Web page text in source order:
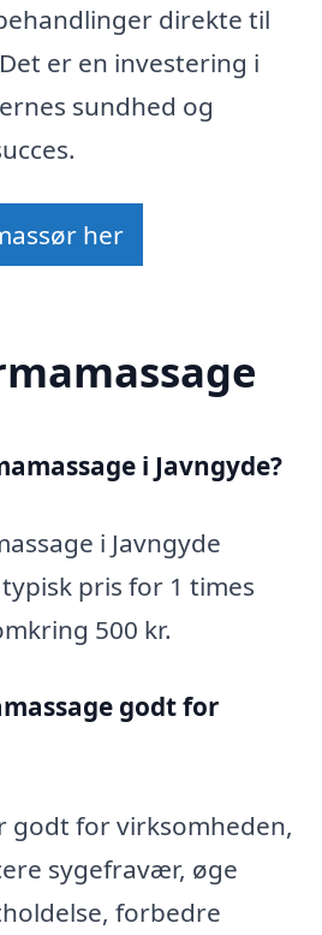
direkte til
er en investering i
sundhed og
her
i Javngyde?
i Javngyde
pris for 1 times
500 kr.
godt for
godt for virksomheden,
sygefravær, øge
forbedre